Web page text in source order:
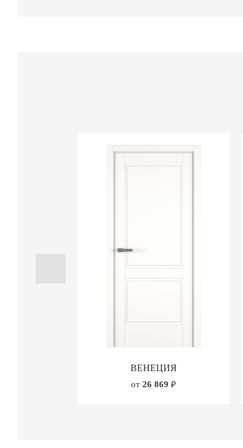
ВЕНЕЦИЯ
от 26 869 ₽